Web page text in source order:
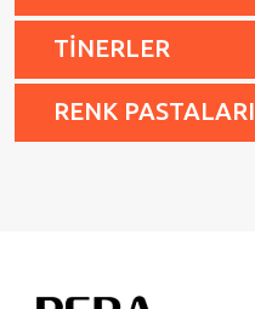
TİNERLER
RENK PASTALARI